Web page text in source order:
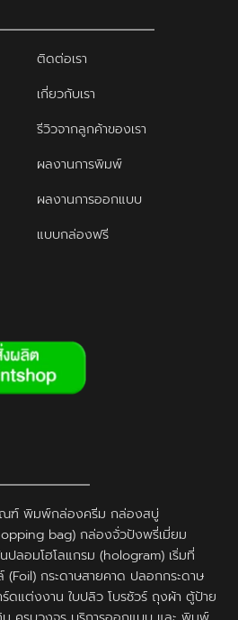
ติดต่อเรา
เกี่ยวกับเรา
รีวิวจากลูกค้าของเรา
ผลงานการพิมพ์
ผลงานการออกแบบ
แบบกล่องฟรี
ณฑ์ พิมพ์กล่องครีม กล่องสบู่
bag) กล่องจั่วปังพรี่เมี่ยม
ลอมโฮโลแกรม (hologram) เริ่มที่
กระดาษสายคาด ปลอกกระดาษ
ดแต่งงาน ใบปลิว โบรชัวร์ ถุงผ้า ตู้ป้าย